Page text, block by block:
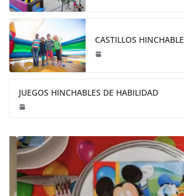
CASTILLOS
JUEGOS HINCHABLES DE HABILIDAD